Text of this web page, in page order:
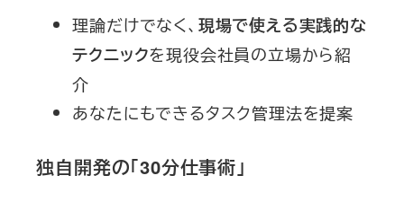
理論だけでなく、 現場で使える実践的な
テクニックを現役会社員の立場から紹
介
あなたにもできるタスク管理法を提案
独自開発の「30分仕事術」